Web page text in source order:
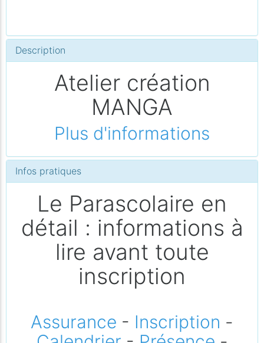
Description
Atelier création
MANGA
Plus d'informations
Infos pratiques
Le Parascolaire en
détail : informations à
lire avant toute
inscription
Assurance - Inscription -